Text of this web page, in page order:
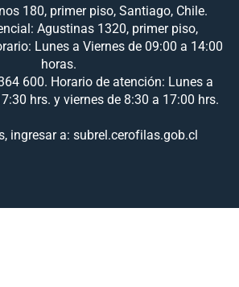
180, primer piso, Santiago, Chile.
Agustinas 1320, primer piso,
Lunes a Viernes de 09:00 a 14:00
horas.
600. Horario de atención: Lunes a
hrs. y viernes de 8:30 a 17:00 hrs.
ingresar a: subrel.cerofilas.gob.cl